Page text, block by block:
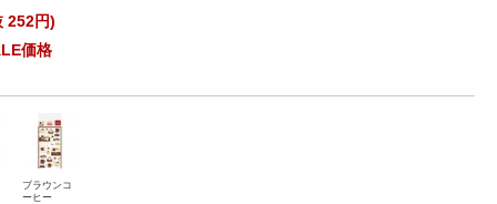
252円)
価格
ブラウンコ
ーヒー